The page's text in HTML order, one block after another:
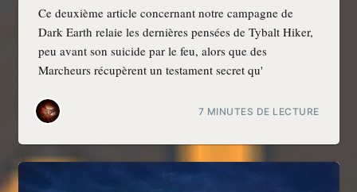
Ce deuxième article concernant notre campagne de
Dark Earth relaie les dernières pensées de Tybalt Hiker,
peu avant son suicide par le feu, alors que des
Marcheurs récupèrent un testament secret qu'
7 MINUTES DE LECTURE